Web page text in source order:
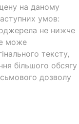
на даному
умов:
не нижче
може
тексту,
більшого обсягу
дозволу